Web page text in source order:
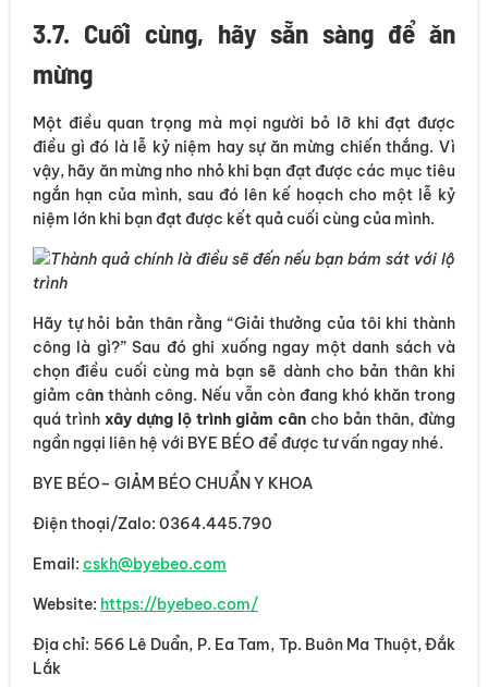
3.7. Cuối cùng, hãy sẵn sàng để ăn
mừng
Một điều quan trọng mà mọi người bỏ lỡ khi đạt được
điều gì đó là lễ kỷ niệm hay sự ăn mừng chiến thắng. Vì
vậy, hãy ăn mừng nho nhỏ khi bạn đạt được các mục tiêu
ngắn hạn của mình, sau đó lên kế hoạch cho một lễ kỷ
niệm lớn khi bạn đạt được kết quả cuối cùng của mình.
Thành quả chính là điều sẽ đến nếu bạn bám sát với lộ
trình
Hãy tự hỏi bản thân rằng “Giải thưởng của tôi khi thành
công là gì?” Sau đó ghi xuống ngay một danh sách và
chọn điều cuối cùng mà bạn sẽ dành cho bản thân khi
giảm cân thành công. Nếu vẫn còn đang khó khăn trong
quá trình xây dựng lộ trình giảm cân cho bản thân, đừng
ngần ngại liên hệ với BYE BÉO để được tư vấn ngay nhé.
BYE BÉO– GIẢM BÉO CHUẨN Y KHOA
Điện thoại/Zalo: 0364.445.790
Email: cskh@byebeo.com
Website: https://byebeo.com/
Địa chỉ: 566 Lê Duẩn, P. Ea Tam, Tp. Buôn Ma Thuột, Đắk
Lắk